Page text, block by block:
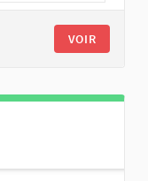
VOIR